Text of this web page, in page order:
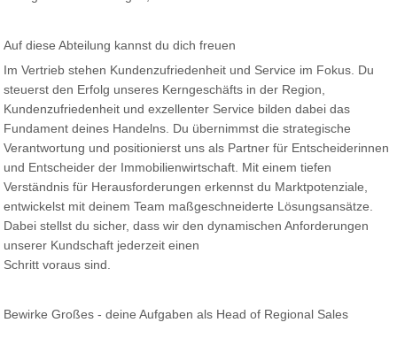
Auf diese Abteilung kannst du dich freuen
Im Vertrieb stehen Kundenzufriedenheit und Service im Fokus. Du
steuerst den Erfolg unseres Kerngeschäfts in der Region,
Kundenzufriedenheit und exzellenter Service bilden dabei das
Fundament deines Handelns. Du übernimmst die strategische
Verantwortung und positionierst uns als Partner für Entscheiderinnen
und Entscheider der Immobilienwirtschaft. Mit einem tiefen
Verständnis für Herausforderungen erkennst du Marktpotenziale,
entwickelst mit deinem Team maßgeschneiderte Lösungsansätze.
Dabei stellst du sicher, dass wir den dynamischen Anforderungen
unserer Kundschaft jederzeit einen
Schritt voraus sind.
Bewirke Großes - deine Aufgaben als Head of Regional Sales